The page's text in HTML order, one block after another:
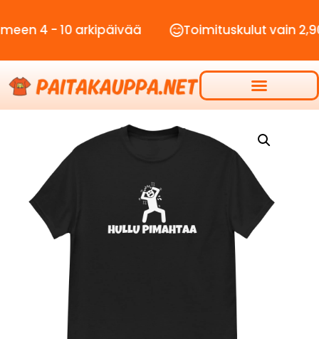
- 10 arkipäivää Toimituskulut vain 2,90€